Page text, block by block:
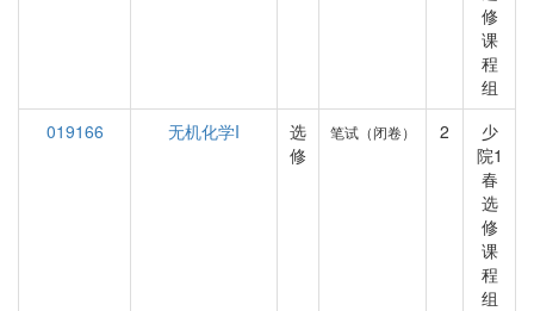
修
课
程
组
019166
无机化学I
选
修
笔试（闭卷） 2
少
院1
春
选
修
课
程
组